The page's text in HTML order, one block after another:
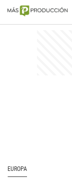
EUROPA